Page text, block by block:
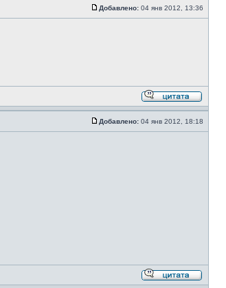
Добавлено: 04 янв 2012, 13:36
Добавлено: 04 янв 2012, 18:18